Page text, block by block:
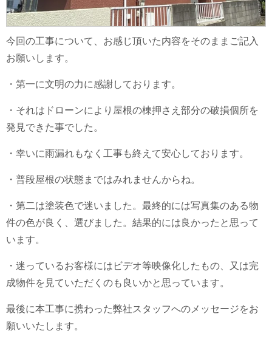
今回の工事について、お感じ頂いた内容をそのままご記入
お願いします。
・第一に文明の力に感謝しております。
・それはドローンにより屋根の棟押さえ部分の破損個所を
発見できた事でした。
・幸いに雨漏れもなく工事も終えて安心しております。
・普段屋根の状態まではみれませんからね。
・第二は塗装色で迷いました。最終的には写真集のある物
件の色が良く、選びました。結果的には良かったと思って
います。
・迷っているお客様にはビデオ等映像化したもの、又は完
成物件を見ていただくのも良いかと思っています。
最後に本工事に携わった弊社スタッフへのメッセージをお
願いいたします。